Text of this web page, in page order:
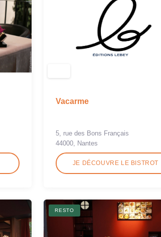
Vacarme
5, rue des Bons Français
44000, Nantes
JE DÉCOUVRE LE BISTROT
RESTO